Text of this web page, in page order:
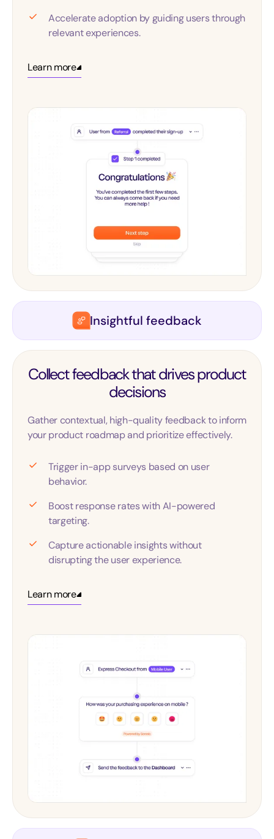
Accelerate adoption by guiding users through
relevant experiences.
Learn more
Insightful feedback
Collect feedback that drives product
decisions
Gather contextual, high-quality feedback to inform
your product roadmap and prioritize effectively.
Trigger in-app surveys based on user
behavior.
Boost response rates with AI-powered
targeting.
Capture actionable insights without
disrupting the user experience.
Learn more